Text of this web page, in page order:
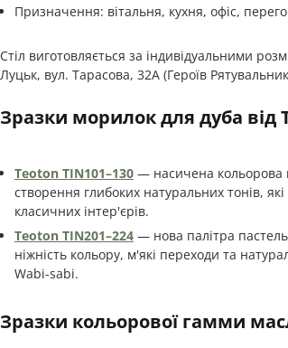
Призначення: вітальня, кухня, офіс,
Стіл виготовляється за індивідуальними
Луцьк, вул. Тарасова, 32А (Героїв
Зразки морилок для дуба від
Teoton TIN101–130 — насичена кольорова
створення глибоких натуральних тонів,
класичних інтер'єрів.
Teoton TIN201–224 — нова палітра
ніжність кольору, м'які переходи та
Wabi-sabi.
Зразки кольорової гамми